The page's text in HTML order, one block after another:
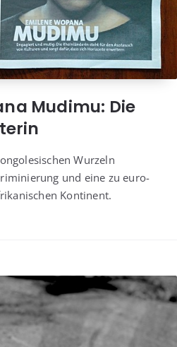
Mudimu: Die
Wur­zeln
und eine zu euro­
Kontinent.